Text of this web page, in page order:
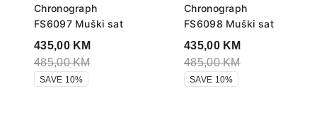
Chronograph
FS6097 Muški sat
435,00 KM
485,00KM
SAVE 10%
Chronograph
FS6098 Muški sat
435,00 KM
485,00KM
SAVE 10%